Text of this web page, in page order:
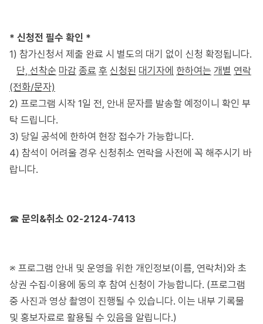
* 신청전 필수 확인 *
1) 참가신청서 제출 완료 시 별도의 대기 없이 신청 확정됩니다.
단, 선착순 마감 종료 후 신청된 대기자에 한하여는 개별 연락
(전화/문자)
2) 프로그램 시작 1일 전, 안내 문자를 발송할 예정이니 확인 부
탁 드립니다.
3) 당일 공석에 한하여 현장 접수가 가능합니다.
4) 참석이 어려울 경우 신청취소 연락을 사전에 꼭 해주시기 바
랍니다.
☎ 문의&취소 02-2124-7413
※ 프로그램 안내 및 운영을 위한 개인정보(이름, 연락처)와 초
상권 수집·이용에 동의 후 참여 신청이 가능합니다. (프로그램
중 사진과 영상 촬영이 진행될 수 있습니다. 이는 내부 기록물
및 홍보자료로 활용될 수 있음을 알립니다.)